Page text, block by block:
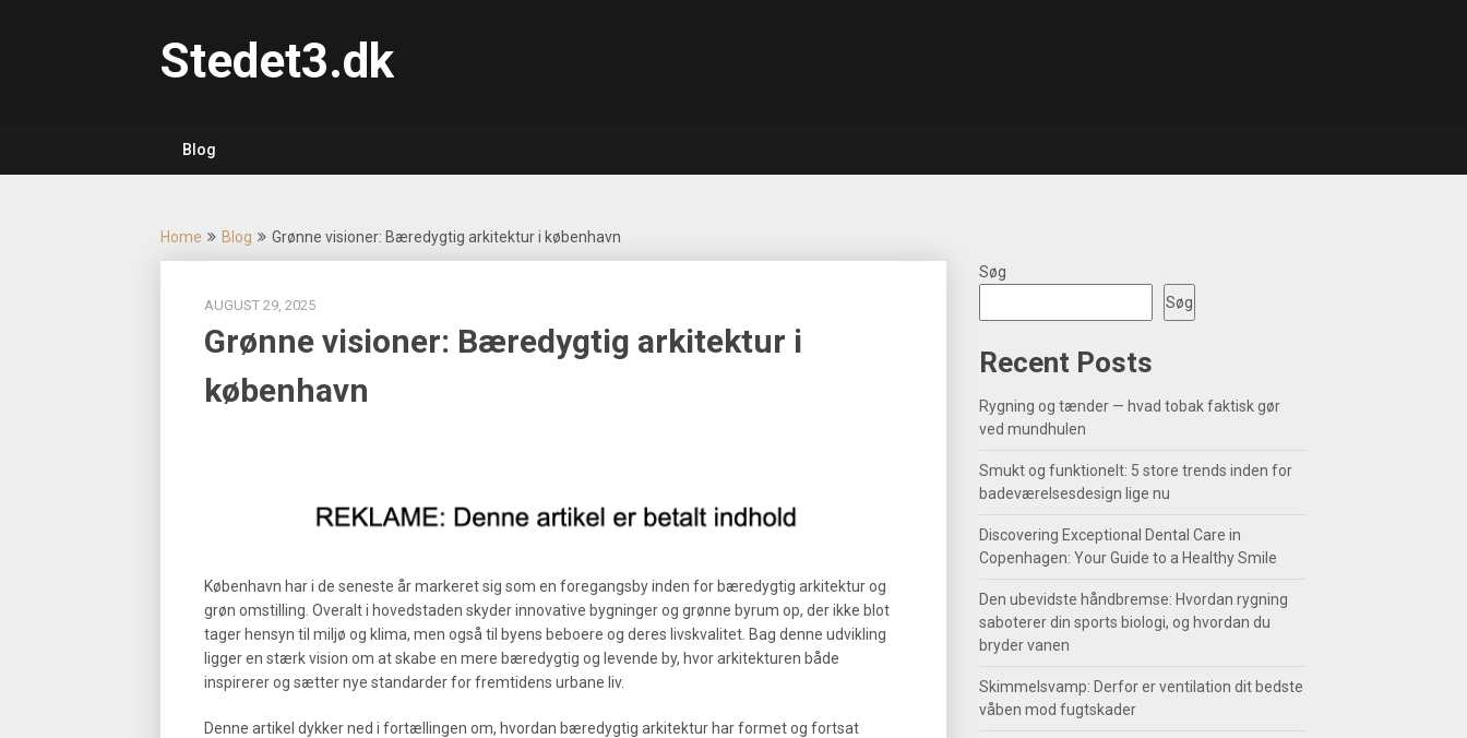
Stedet3.dk
Blog
Home Blog Grønne visioner: Bæredygtig arkitektur i københavn
AUGUST 29, 2025
Grønne visioner: Bæredygtig arkitektur i
københavn
København har i de seneste år markeret sig som en foregangsby inden for bæredygtig arkitektur og
grøn omstilling. Overalt i hovedstaden skyder innovative bygninger og grønne byrum op, der ikke blot
tager hensyn til miljø og klima, men også til byens beboere og deres livskvalitet. Bag denne udvikling
ligger en stærk vision om at skabe en mere bæredygtig og levende by, hvor arkitekturen både
inspirerer og sætter nye standarder for fremtidens urbane liv.
Denne artikel dykker ned i fortællingen om, hvordan bæredygtig arkitektur har formet og fortsat
Søg
Søg
Recent Posts
Rygning og tænder — hvad tobak faktisk gør
ved mundhulen
Smukt og funktionelt: 5 store trends inden for
badeværelsesdesign lige nu
Discovering Exceptional Dental Care in
Copenhagen: Your Guide to a Healthy Smile
Den ubevidste håndbremse: Hvordan rygning
saboterer din sports biologi, og hvordan du
bryder vanen
Skimmelsvamp: Derfor er ventilation dit bedste
våben mod fugtskader